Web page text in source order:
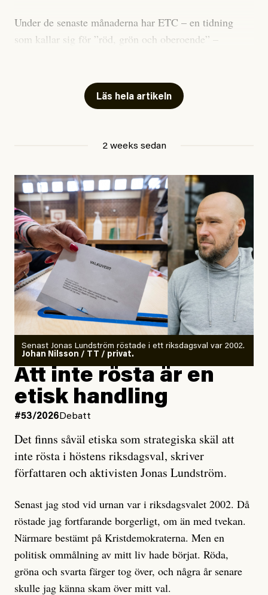
Under de senaste månaderna har ETC – en tidning
som kallar sig för ”röd, grön och oberoende” –
skriver för? Vad betyder det att vara en ”röd, grön och
oberoende” tidning? Och vad är egentligen bra
utpekas som israelisk infiltratör”. Enligt ingressen
handlar artikeln om en person vars ”bakgrund skapar
splittring och oro i rörelsen”. Problemet är att artikeln
skapar betydligt mer oro i palestinarörelsen – och den
oberoende vänstern – än den porträtterade personen
eller dess bakgrund.
Det finns en väldigt enkel regel inom alla politiska
rörelser när det gäller misstänkta infiltratörer:
Antingen har en bevis på att de är infiltratörer, och då
ska en gå ut med det så fort det bara går för att skydda
rörelsen. Eller så har en inga bevis, bara misstankar,
och då ska en efterforska diskret, just för att inte skapa
oro inom rörelsen.
Artikeln undersöker inte, som ETC påstår, ”vad som
är sant, vad som är rykten”, utan den bidrar bara till
ännu mer ryktesspridning. Det finns inte ett enda bevis
misstänkta personen är en infiltratör. Det som läsaren
får veta är att personen har ändrat sina politiska åsikter
under åren, att den har raderat tidigare innehåll på sina
sociala medier, att artikelns författare inte förstår sig
på personens ekonomi och att det tydligen finns
anonyma röster inom rörelsen som säger saker som
Läs hela artikeln
2 weeks sedan
Senast Jonas Lundström röstade i ett riksdagsval var 2002.
Johan Nilsson / TT / privat.
Att inte rösta är en
etisk handling
#53/2026 Debatt
Det finns såväl etiska som strategiska skäl att
inte rösta i höstens riksdagsval, skriver
författaren och aktivisten Jonas Lundström.
Senast jag stod vid urnan var i riksdagsvalet 2002. Då
röstade jag fortfarande borgerligt, om än med tvekan.
Närmare bestämt på Kristdemokraterna. Men en
politisk ommålning av mitt liv hade börjat. Röda,
gröna och svarta färger tog över, och några år senare
skulle jag känna skam över mitt val.